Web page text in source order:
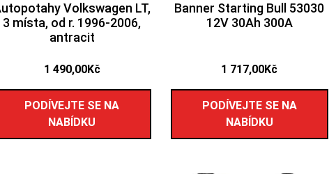
Volkswagen LT,
3 místa, od r. 1996-2006,
antracit
1 490,00Kč
PODÍVEJTE SE NA
NABÍDKU
Banner Starting Bull 53030
12V 30Ah 300A
1 717,00Kč
PODÍVEJTE SE NA
NABÍDKU